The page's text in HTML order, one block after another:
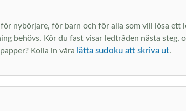
nybörjare, för barn och för alla som vill lösa ett
behövs. Kör du fast visar ledtråden nästa
Kolla in våra lätta sudoku att skriva ut.